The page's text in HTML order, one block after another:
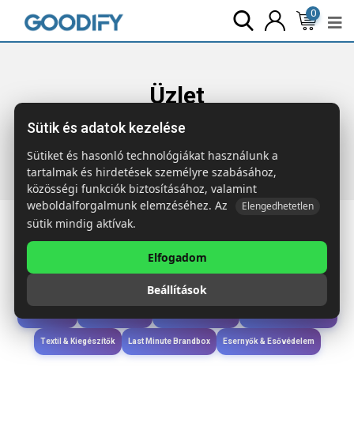
0
Üzlet
Főoldal Termékek Ruházat & Kiegészítők
Biopamut baseball sapka
Étkezés & Ivás
Wellness & Ápolás
Textil & Kiegészítők Last Minute Brandbox Esernyők & Esővédelem
Sütik és adatok kezelése
Sütiket és hasonló technológiákat használunk a
tartalmak és hirdetések személyre szabásához,
közösségi funkciók biztosításához, valamint
weboldalforgalmunk elemzéséhez. Az
Elengedhetetlen
sütik mindig aktívak.
Elfogadom
Beállítások